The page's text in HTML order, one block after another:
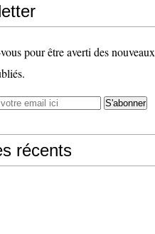
pour être averti des nouveaux
récents